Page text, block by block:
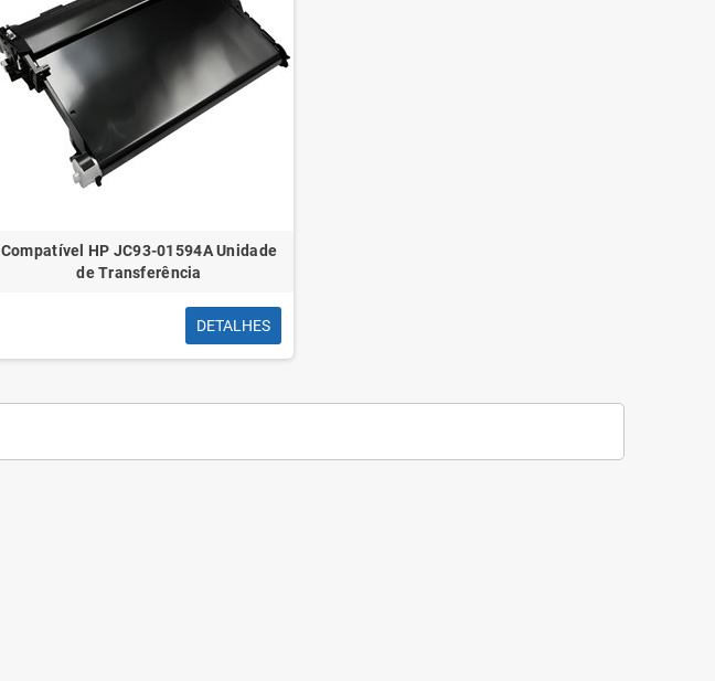
Compatível HP JC93-01594A Unidade
de Transferência
DETALHES